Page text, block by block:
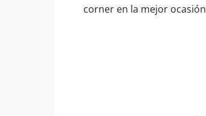
corner en la mejor